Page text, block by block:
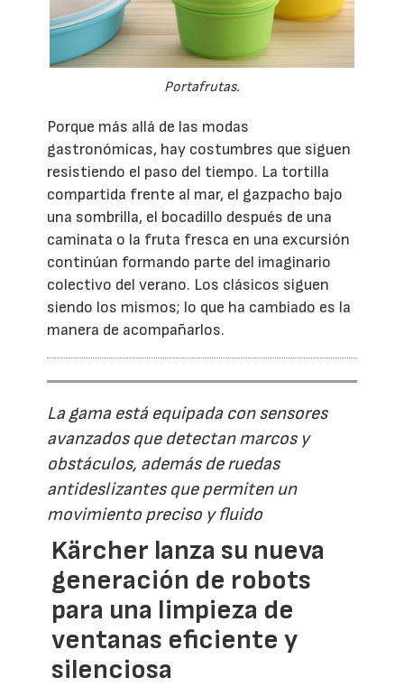
Portafrutas.
Porque más allá de las modas
gastronómicas, hay costumbres que siguen
resistiendo el paso del tiempo. La tortilla
compartida frente al mar, el gazpacho bajo
una sombrilla, el bocadillo después de una
caminata o la fruta fresca en una excursión
continúan formando parte del imaginario
colectivo del verano. Los clásicos siguen
siendo los mismos; lo que ha cambiado es la
manera de acompañarlos.
La gama está equipada con sensores
avanzados que detectan marcos y
obstáculos, además de ruedas
antideslizantes que permiten un
movimiento preciso y fluido
Kärcher lanza su nueva
generación de robots
para una limpieza de
ventanas eficiente y
silenciosa